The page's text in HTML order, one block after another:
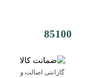
85100
گارانتی اصالت و